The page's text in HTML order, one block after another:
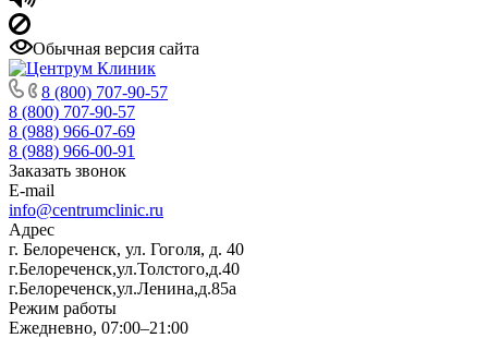
Обычная версия сайта
8 (800) 707-90-57
8 (800) 707-90-57
8 (988) 966-07-69
8 (988) 966-00-91
Заказать звонок
E-mail
info@centrumclinic.ru
Адрес
г. Белореченск, ул. Гоголя, д. 40
г.Белореченск,ул.Толстого,д.40
г.Белореченск,ул.Ленина,д.85а
Режим работы
Ежедневно, 07:00–21:00